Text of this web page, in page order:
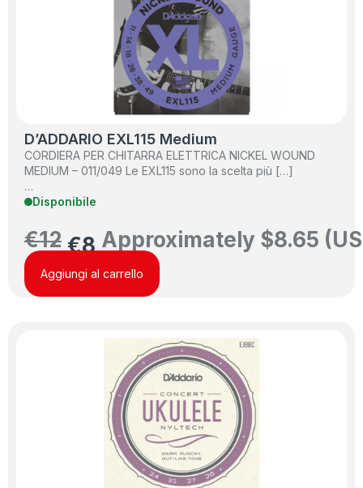
D’ADDARIO EXL115 Medium
CORDIERA PER CHITARRA ELETTRICA NICKEL WOUND
MEDIUM – 011/049 Le EXL115 sono la scelta più […]
…
Disponibile
€12 €8 Approximately $8.65
Aggiungi al carrello